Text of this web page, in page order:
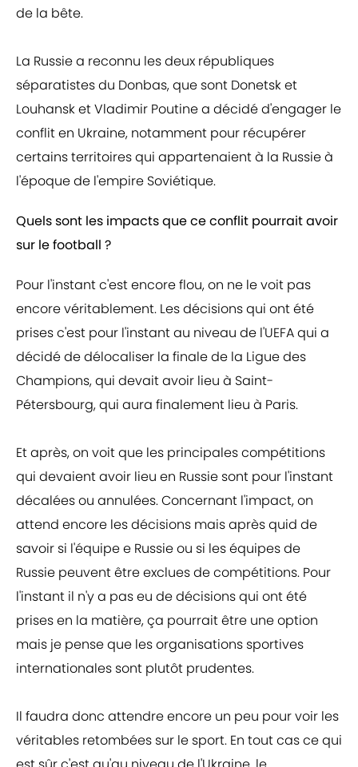
de la bête.
La Russie a reconnu les deux républiques
séparatistes du Donbas, que sont Donetsk et
Louhansk et Vladimir Poutine a décidé d'engager le
conflit en Ukraine, notamment pour récupérer
certains territoires qui appartenaient à la Russie à
l'époque de l'empire Soviétique.
Quels sont les impacts que ce conflit pourrait avoir
sur le football ?
Pour l'instant c'est encore flou, on ne le voit pas
encore véritablement. Les décisions qui ont été
prises c'est pour l'instant au niveau de l'UEFA qui a
décidé de délocaliser la finale de la Ligue des
Champions, qui devait avoir lieu à Saint-
Pétersbourg, qui aura finalement lieu à Paris.
Et après, on voit que les principales compétitions
qui devaient avoir lieu en Russie sont pour l'instant
décalées ou annulées. Concernant l'impact, on
attend encore les décisions mais après quid de
savoir si l'équipe e Russie ou si les équipes de
Russie peuvent être exclues de compétitions. Pour
l'instant il n'y a pas eu de décisions qui ont été
prises en la matière, ça pourrait être une option
mais je pense que les organisations sportives
internationales sont plutôt prudentes.
Il faudra donc attendre encore un peu pour voir les
véritables retombées sur le sport. En tout cas ce qui